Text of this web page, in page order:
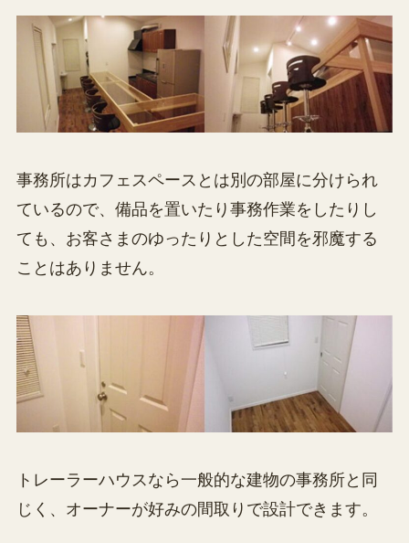
事務所はカフェスペースとは別の部屋に分けられ
ているので、備品を置いたり事務作業をしたりし
ても、お客さまのゆったりとした空間を邪魔する
ことはありません。
トレーラーハウスなら一般的な建物の事務所と同
じく、オーナーが好みの間取りで設計できます。